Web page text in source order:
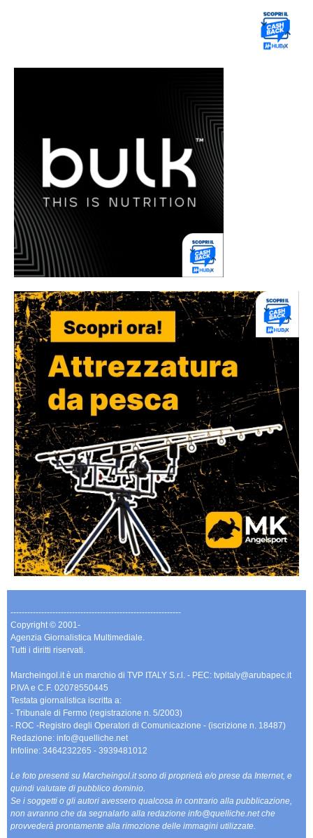
-------------------------------------------------------------
Copyright © 2001-
Agenzia Giornalistica Multimediale.
Tutti i diritti riservati.
Marcheingol.it è un marchio di TVP ITALY S.r.l. - PEC: tvpitaly@arubapec.it
P.IVA e C.F. 02078550445
Testata giornalistica iscritta a:
- Tribunale di Fermo (registrazione n. 5/2003)
- ROC -Registro degli Operatori di Comunicazione - (iscrizione n. 18487)
Redazione: info@quelliche.net
Infoline: 3464232265 - 3939481012
Le foto presenti su Marcheingol.it sono di proprietà e/o prese da Internet, e
quindi valutate di pubblico dominio.
Se i soggetti o gli autori avessero qualcosa in contrario alla pubblicazione,
non avranno che da segnalarlo alla redazione info@quelliche.net che
provvederà prontamente alla rimozione delle immagini utilizzate.